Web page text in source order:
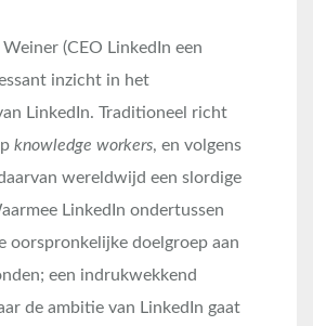
(CEO LinkedIn een
inzicht in het
LinkedIn. Traditioneel richt
knowledge workers, en volgens
wereldwijd een slordige
LinkedIn ondertussen
oorspronkelijke doelgroep aan
een indrukwekkend
de ambitie van LinkedIn gaat